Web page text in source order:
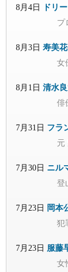
8月4日
ドリ
プ
8月3日 寿美
女
8月1日 清水
俳
7月31日 フラ
元
7月30日 ニル
登
7月23日 岡本
犯
7月23日 服藤
女